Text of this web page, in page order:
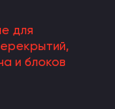
для
и блоков